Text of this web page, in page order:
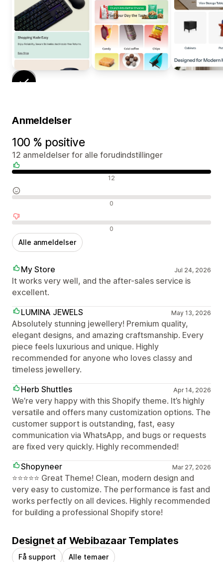
Anmeldelser
100 % positive
12 anmeldelser for alle forudindstillinger
12
0
0
Alle anmeldelser
My Store Jul 24, 2026
It works very well, and the after-sales service is
excellent.
LUMINA JEWELS
May 13, 2026
Absolutely stunning jewellery! Premium quality,
elegant designs, and amazing craftsmanship. Every
piece feels luxurious and unique. Highly
recommended for anyone who loves classy and
timeless jewellery.
Herb Shuttles
Apr 14, 2026
We’re very happy with this Shopify theme. It’s highly
versatile and offers many customization options. The
customer support is outstanding, fast, easy
communication via WhatsApp, and bugs or requests
are fixed very quickly. Highly recommended!
Shopyneer
Mar 27, 2026
⭐⭐⭐⭐⭐ Great Theme! Clean, modern design and
very easy to customize. The performance is fast and
works perfectly on all devices. Highly recommended
for building a professional Shopify store!
Designet af Webibazaar Templates
Få support Alle temaer